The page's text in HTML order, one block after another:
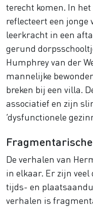
terecht komen. In
reflecteert een jonge
leerkracht in een
gerund
Humphrey van der
mannelijke
breken bij een villa.
associatief en zijn
‘dysfunctionele
De verhalen van
in elkaar. Er zijn
tijds- en
verhalen is